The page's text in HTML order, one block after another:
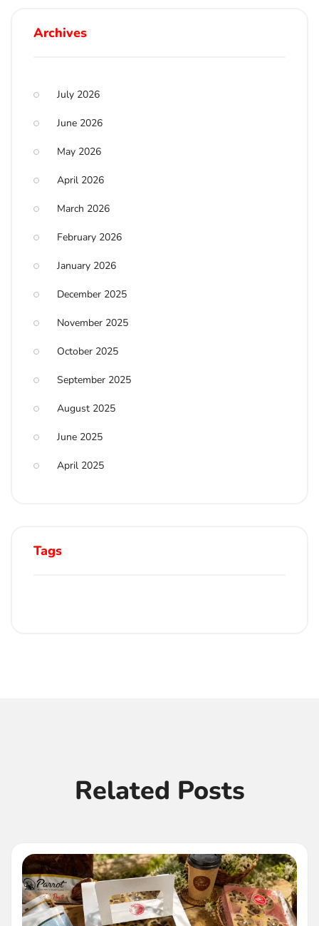
Archives
July 2026
June 2026
May 2026
April 2026
March 2026
February 2026
January 2026
December 2025
November 2025
October 2025
September 2025
August 2025
June 2025
April 2025
Tags
Related Posts